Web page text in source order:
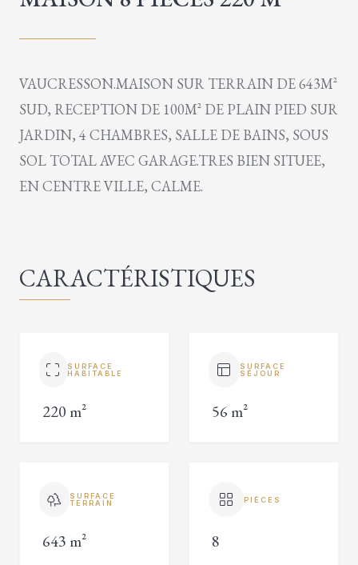
VAUCRESSON.MAISON SUR TERRAIN DE 643M²
SUD, RECEPTION DE 100M² DE PLAIN PIED SUR
JARDIN, 4 CHAMBRES, SALLE DE BAINS, SOUS
SOL TOTAL AVEC GARAGE.TRES BIEN SITUEE,
EN CENTRE VILLE, CALME.
CARACTÉRISTIQUES
SURFACE
HABITABLE
220 m²
SURFACE
SÉJOUR
56 m²
SURFACE
TERRAIN
643 m²
PIÈCES
8